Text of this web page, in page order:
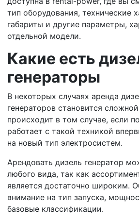
тип оборудования, технические
габариты и другие параметры,
отдельной модели.
Какие есть
генераторы
В некоторых случаях аренда
генераторов становится
происходит в том случае, если
работает с такой техникой
на новый тип электросистем.
Арендовать дизель генератор
любого вида, так как
является достаточно широким.
внимание на тип запуска,
базовые классификации.